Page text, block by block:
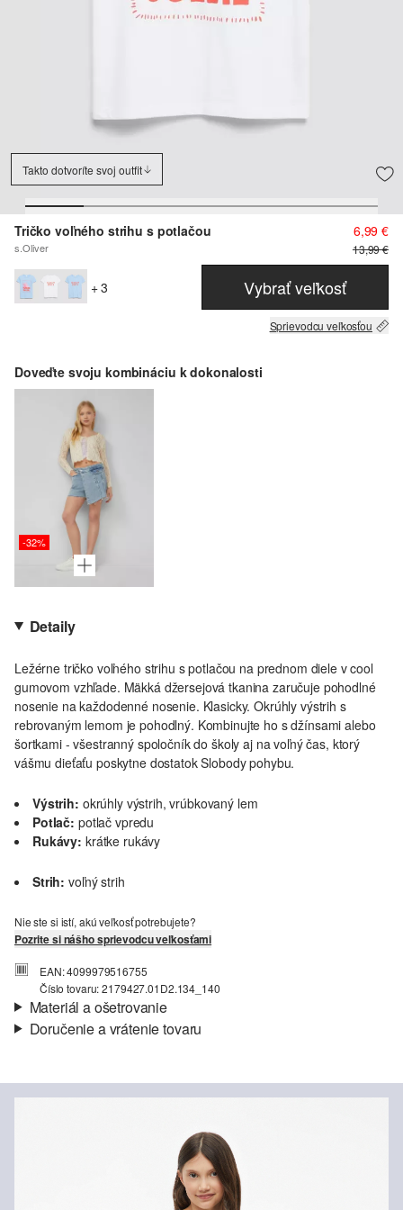
Takto dotvoríte svoj outfit
Tričko voľného strihu s potlačou
s.Oliver
6,99 €
13,99 €
+ 3 Vybrať veľkosť
Sprievodcu veľkosťou
Doveďte svoju kombináciu k dokonalosti
-32%
Detaily
Ležérne tričko voľného strihu s potlačou na prednom diele v cool
gumovom vzhľade. Mäkká džersejová tkanina zaručuje pohodlné
nosenie na každodenné nosenie. Klasicky. Okrúhly výstrih s
rebrovaným lemom je pohodlný. Kombinujte ho s džínsami alebo
šortkami - všestranný spoločník do školy aj na voľný čas, ktorý
vášmu dieťaťu poskytne dostatok Slobody pohybu.
Výstrih: okrúhly výstrih, vrúbkovaný lem
Potlač: potlač vpredu
Rukávy: krátke rukávy
Strih: voľný strih
Nie ste si istí, akú veľkosť potrebujete?
Pozrite si nášho sprievodcu veľkosťami
EAN: 4099979516755
Číslo tovaru: 2179427.01D2.134_140
Materiál a ošetrovanie
Nečistiť chlórovým bielidlom
Doručenie a vrátenie tovaru
Vaša objednávka bude odoslaná do 4-8 pracovných dní
štandardné doručenie sú 4,95 €